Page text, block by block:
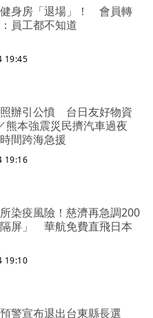
身房「退場」！ 會員轉
員工都不知道
19:45
辦引公憤 台日友好物資
熊本強震災民擠汽車過夜
間跨海急援
19:16
染疫風險！慈濟再急調200
屏」 華航免費直飛日本
19:10
警宣布退出台東縣長選